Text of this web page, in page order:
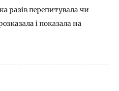
разів перепитувала чи
і показала на